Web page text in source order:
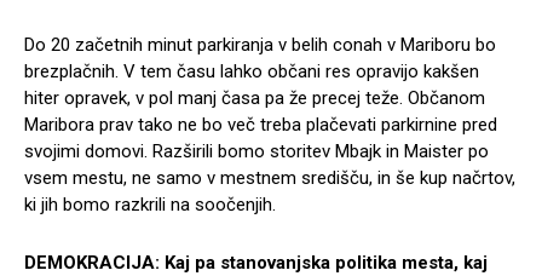
Do 20 začetnih minut parkiranja v belih conah v Mariboru bo
brezplačnih. V tem času lahko občani res opravijo kakšen
hiter opravek, v pol manj časa pa že precej teže. Občanom
Maribora prav tako ne bo več treba plačevati parkirnine pred
svojimi domovi. Razširili bomo storitev Mbajk in Maister po
vsem mestu, ne samo v mestnem središču, in še kup načrtov,
ki jih bomo razkrili na soočenjih.
DEMOKRACIJA: Kaj pa stanovanjska politika mesta, kaj